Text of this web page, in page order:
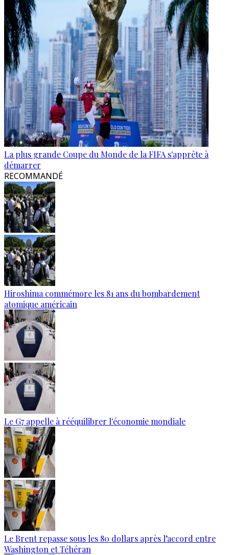
La plus grande Coupe du Monde de la FIFA s'apprête à
démarrer
RECOMMANDÉ
Hiroshima commémore les 81 ans du bombardement
atomique américain
Le G7 appelle à rééquilibrer l'économie mondiale
Le Brent repasse sous les 80 dollars après l’accord entre
Washington et Téhéran